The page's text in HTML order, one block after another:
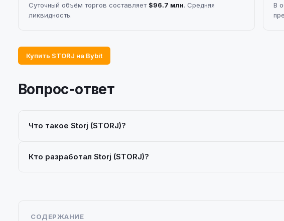
Суточный объём торгов составляет $96.7 млн. Средняя
ликвидность.
В
Купить STORJ на Bybit
Вопрос-ответ
Что такое Storj (STORJ)?
Кто разработал Storj (STORJ)?
СОДЕРЖАНИЕ